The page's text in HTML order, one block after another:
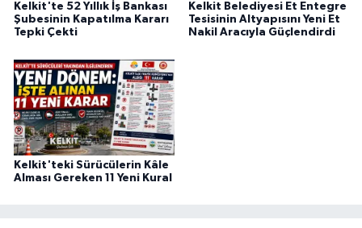
Kelkit'te 52 Yıllık İş Bankası
Şubesinin Kapatılma Kararı
Tepki Çekti
Kelkit Belediyesi Et Entegre
Tesisinin Altyapısını Yeni Et
Nakil Aracıyla Güçlendirdi
Kelkit'teki Sürücülerin Kâle
Alması Gereken 11 Yeni Kural